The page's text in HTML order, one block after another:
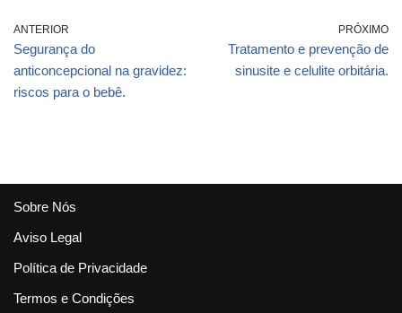
ANTERIOR
Segurança do
anticoncepcional na gravidez:
riscos para o bebê.
PRÓXIMO
Tratamento e prevenção de
sinusite e celulite orbitária.
Sobre Nós
Aviso Legal
Política de Privacidade
Termos e Condições